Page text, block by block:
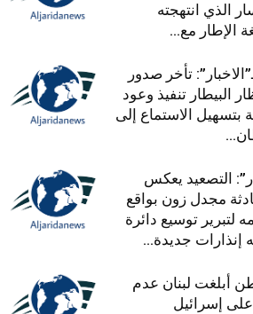
الذي انتهجته
الإطار مع...
تأخر صدور
البيطار تنفيذ وعود
بتسهيل الاستماع إلى
التصعيد يعكس
مجدل زون بواقع
لتبرير توسيع دائرة
إنذارات جديدة...
أبلغت لبنان عدم
إسرائيل